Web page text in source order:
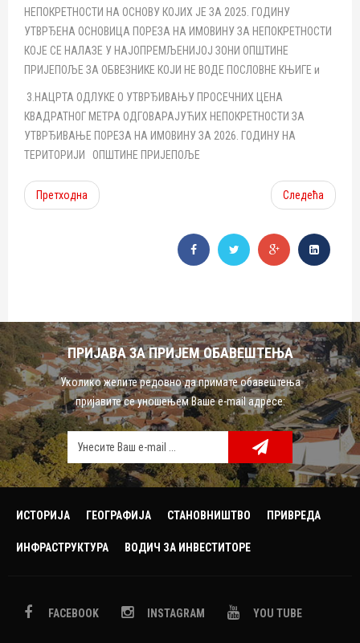
НЕПОКРЕТНОСТИ НА ОСНОВУ КОЈИХ ЈЕ ЗА 2025. ГОДИНУ
УТВРЂЕНА ОСНОВИЦА ПОРЕЗА НА ИМОВИНУ ЗА НЕПОКРЕТНОСТИ
КОЈЕ СЕ НАЛАЗЕ У НАЈОПРЕМЉЕНИЈОЈ ЗОНИ ОПШТИНЕ
ПРИЈЕПОЉЕ ЗА ОБВЕЗНИКЕ КОЈИ НЕ ВОДЕ ПОСЛОВНЕ КЊИГЕ и
3.НАЦРТА ОДЛУКЕ О УТВРЂИВАЊУ ПРОСЕЧНИХ ЦЕНА
КВАДРАТНОГ МЕТРА ОДГОВАРАЈУЋИХ НЕПОКРЕТНОСТИ ЗА
УТВРЂИВАЊЕ ПОРЕЗА НА ИМОВИНУ ЗА 2026. ГОДИНУ НА
ТЕРИТОРИЈИ ОПШТИНЕ ПРИЈЕПОЉЕ
Претходна Следећа
ПРИЈАВА ЗА ПРИЈЕМ ОБАВЕШТЕЊА
Уколико желите редовно да примате обавештења
пријавите се уношењем Ваше e-mail адресе:
ИСТОРИЈА ГЕОГРАФИЈА СТАНОВНИШТВО ПРИВРЕДА
ИНФРАСТРУКТУРА ВОДИЧ ЗА ИНВЕСТИТОРЕ
FACEBOOK INSTAGRAM YOU TUBE